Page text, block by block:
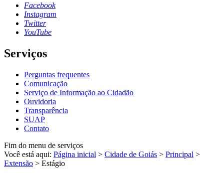
Facebook
Instagram
Twitter
YouTube
Serviços
Perguntas frequentes
Comunicação
Serviço de Informação ao Cidadão
Ouvidoria
Transparência
SUAP
Contato
Fim do menu de serviços
Você está aqui: Página inicial > Cidade de Goiás > Principal >
Extensão > Estágio